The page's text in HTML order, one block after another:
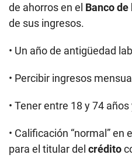
de ahorros en el Banco
de sus ingresos.
• Un año de antigüedad
• Percibir ingresos
• Tener entre 18 y 74
• Calificación “normal”
para el titular del crédito